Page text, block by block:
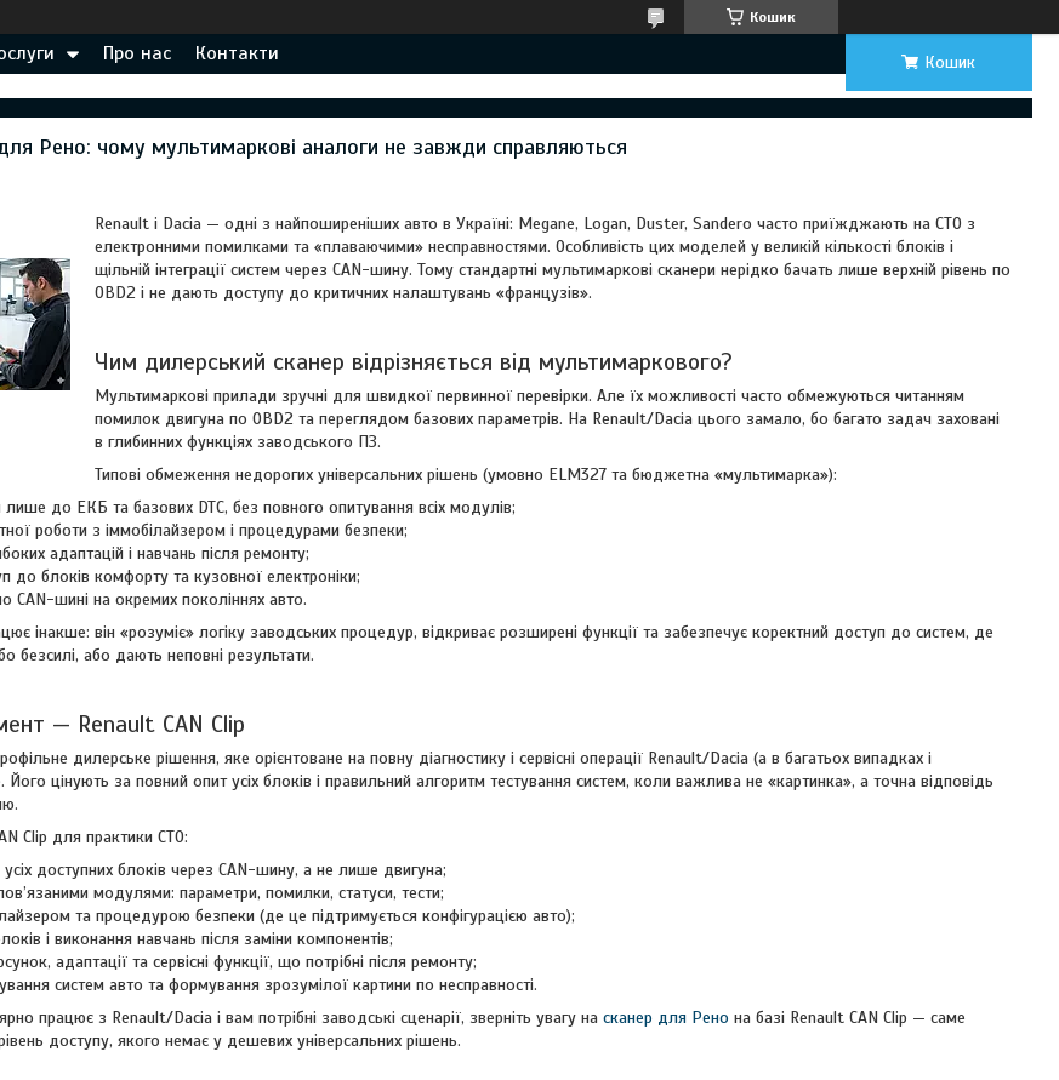
Кошик
Про нас Контакти Кошик
Рено: чому мультимаркові аналоги не завжди справляються
Renault і Dacia — одні з найпоширеніших авто в Україні: Megane, Logan, Duster, Sandero часто приїжджають на СТО з
електронними помилками та «плаваючими» несправностями. Особливість цих моделей у великій кількості блоків і
щільній інтеграції систем через CAN-шину. Тому стандартні мультимаркові сканери нерідко бачать лише верхній рівень по
OBD2 і не дають доступу до критичних налаштувань «французів».
Чим дилерський сканер відрізняється від мультимаркового?
Мультимаркові прилади зручні для швидкої первинної перевірки. Але їх можливості часто обмежуються читанням
помилок двигуна по OBD2 та переглядом базових параметрів. На Renault/Dacia цього замало, бо багато задач заховані
в глибинних функціях заводського ПЗ.
Типові обмеження недорогих універсальних рішень (умовно ELM327 та бюджетна «мультимарка»):
лише до ЕКБ та базових DTC, без повного опитування всіх модулів;
роботи з іммобілайзером і процедурами безпеки;
адаптацій і навчань після ремонту;
до блоків комфорту та кузовної електроніки;
по CAN-шині на окремих поколіннях авто.
інакше: він «розуміє» логіку заводських процедур, відкриває розширені функції та забезпечує коректний доступ до систем, де
безсилі, або дають неповні результати.
— Renault CAN Clip
дилерське рішення, яке орієнтоване на повну діагностику і сервісні операції Renault/Dacia (а в багатьох випадках і
цінують за повний опит усіх блоків і правильний алгоритм тестування систем, коли важлива не «картинка», а точна відповідь
Clip для практики СТО:
усіх доступних блоків через CAN-шину, а не лише двигуна;
модулями: параметри, помилки, статуси, тести;
та процедурою безпеки (де це підтримується конфігурацією авто);
і виконання навчань після заміни компонентів;
адаптації та сервісні функції, що потрібні після ремонту;
систем авто та формування зрозумілої картини по несправності.
працює з Renault/Dacia і вам потрібні заводські сценарії, зверніть увагу на сканер для Рено на базі Renault CAN Clip — саме
доступу, якого немає у дешевих універсальних рішень.